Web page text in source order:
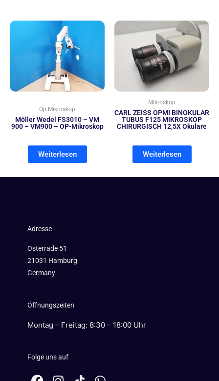
Op Mikroskop
Möller Wedel FS3010 – VM
900 – VM900 – OP-Mikroskop
Weiterlesen
Mikroskop
CARL ZEISS OPMI BINOKULAR
TUBUS F125 MIKROSKOP
CHIRURGISCH 12,5X Okulare
Weiterlesen
Adresse
Osterrade 51
21031 Hamburg
Germany
Öffnungszeiten
Montag – Freitag: 8:30 – 18:00 Uhr
Folge uns auf
F
I
W